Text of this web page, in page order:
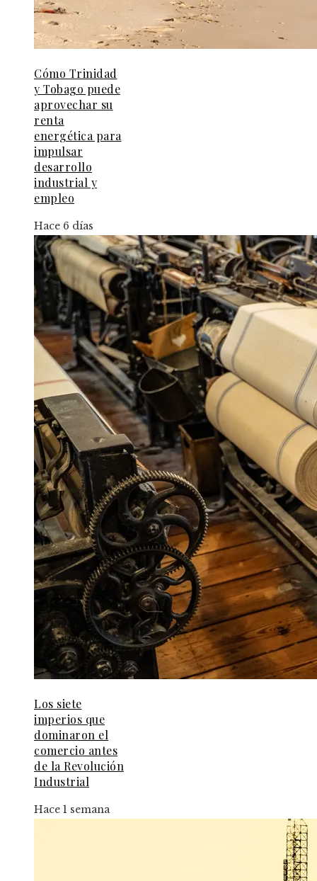
Cómo Trinidad
y Tobago puede
aprovechar su
renta
energética para
impulsar
desarrollo
industrial y
empleo
Hace 6 días
Los siete
imperios que
dominaron el
comercio antes
de la Revolución
Industrial
Hace 1 semana